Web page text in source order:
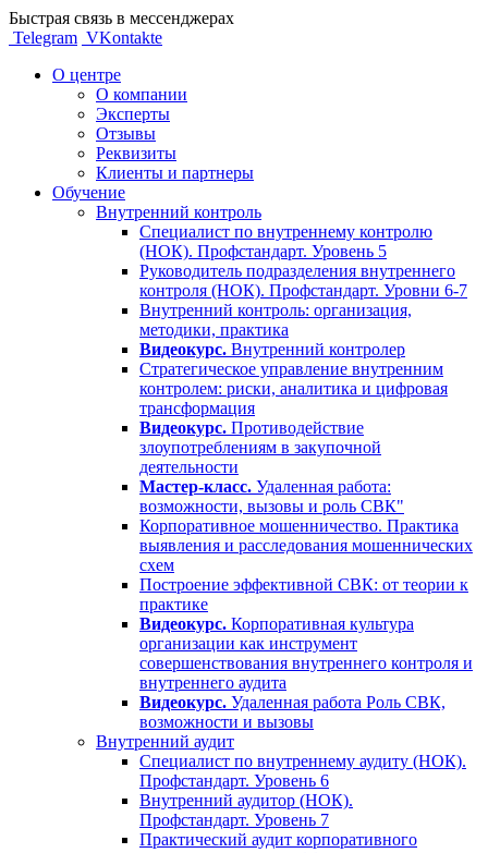
Быстрая связь в мессенджерах
Telegram VKontakte
О центре
О компании
Эксперты
Отзывы
Реквизиты
Клиенты и партнеры
Обучение
Внутренний контроль
Специалист по внутреннему контролю
(НОК). Профстандарт. Уровень 5
Руководитель подразделения внутреннего
контроля (НОК). Профстандарт. Уровни 6-7
Внутренний контроль: организация,
методики, практика
Видеокурс. Внутренний контролер
Стратегическое управление внутренним
контролем: риски, аналитика и цифровая
трансформация
Видеокурс. Противодействие
злоупотреблениям в закупочной
деятельности
Мастер-класс. Удаленная работа:
возможности, вызовы и роль СВК"
Корпоративное мошенничество. Практика
выявления и расследования мошеннических
схем
Построение эффективной СВК: от теории к
практике
Видеокурс. Корпоративная культура
организации как инструмент
совершенствования внутреннего контроля и
внутреннего аудита
Видеокурс. Удаленная работа Роль СВК,
возможности и вызовы
Внутренний аудит
Специалист по внутреннему аудиту (НОК).
Профстандарт. Уровень 6
Внутренний аудитор (НОК).
Профстандарт. Уровень 7
Практический аудит корпоративного